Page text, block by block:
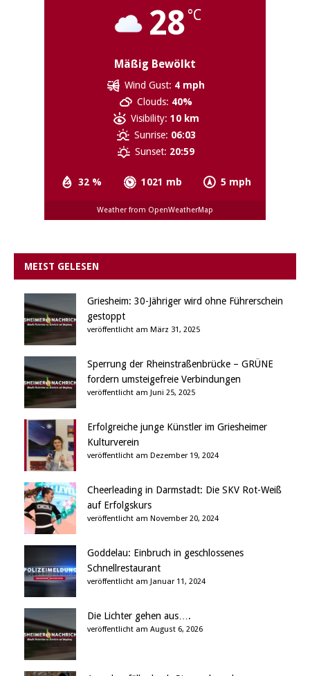
28°C
Mäßig Bewölkt
32 % 1021 mb 5 mph
Wind Gust: 4 mph
Clouds: 40%
Visibility: 10 km
Sunrise: 06:03
Sunset: 20:59
Weather from OpenWeatherMap
MEIST GELESEN
Griesheim: 30-Jähriger wird ohne Führerschein
gestoppt
veröffentlicht am März 31, 2025
Sperrung der Rheinstraßenbrücke – GRÜNE
fordern umsteigefreie Verbindungen
veröffentlicht am Juni 25, 2025
Erfolgreiche junge Künstler im Griesheimer
Kulturverein
veröffentlicht am Dezember 19, 2024
Cheerleading in Darmstadt: Die SKV Rot-Weiß
auf Erfolgskurs
veröffentlicht am November 20, 2024
Goddelau: Einbruch in geschlossenes
Schnellrestaurant
veröffentlicht am Januar 11, 2024
Die Lichter gehen aus….
veröffentlicht am August 6, 2026